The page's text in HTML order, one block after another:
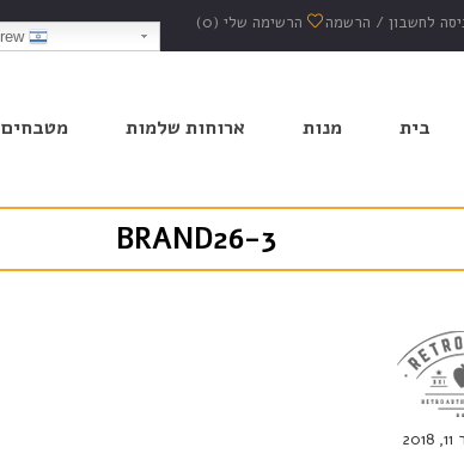
Hebrew
לחשבון / הרשמה הרשימה שלי (0)
בית מנות ארוחות שלמות מטבחים
BRAND26-3